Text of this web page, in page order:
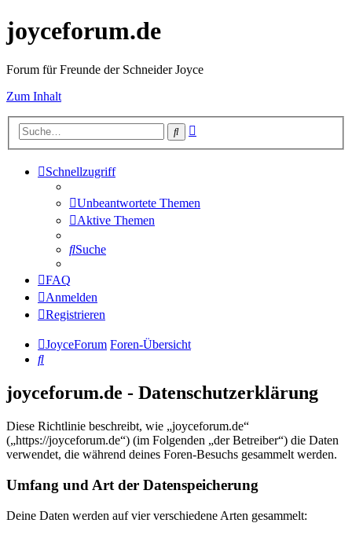
joyceforum.de
Forum für Freunde der Schneider Joyce
Zum Inhalt
Suche
Schnellzugriff
Unbeantwortete Themen
Aktive Themen
Suche
FAQ
Anmelden
Registrieren
JoyceForum Foren-Übersicht
Suche
joyceforum.de - Datenschutzerklärung
Diese Richtlinie beschreibt, wie „joyceforum.de“
(„https://joyceforum.de“) (im Folgenden „der Betreiber“) die Daten
verwendet, die während deines Foren-Besuchs gesammelt werden.
Umfang und Art der Datenspeicherung
Deine Daten werden auf vier verschiedene Arten gesammelt: